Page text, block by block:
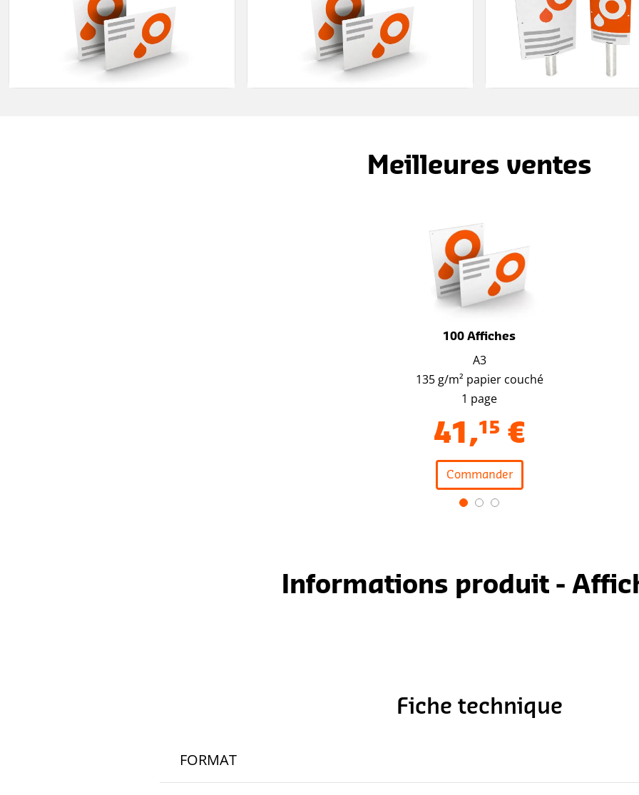
Meilleures ventes
100 Affiches
A3
135 g/m² papier couché
1 page
41 ,15 €
Commander
Informations produit -
Fiche technique
FORMAT